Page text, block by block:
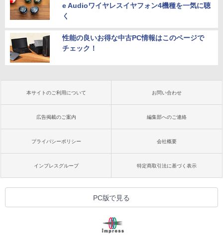
e Audioワイヤレスイヤフォン4機種を一気に聴
く
性能の良いお得な中古PC情報はこのページで
チェック！
本サイトのご利用について お問い合わせ
広告掲載のご案内 編集部へのご連絡
プライバシーポリシー 会社概要
インプレスグループ 特定商取引法に基づく表示
PC版で見る